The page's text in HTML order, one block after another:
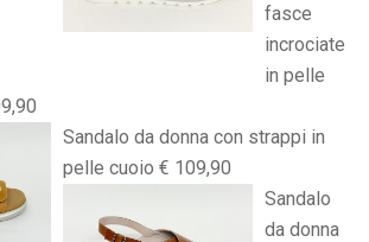
fasce
incrociate
in pelle
Sandalo da donna con strappi in
pelle cuoio € 109,90
Sandalo
da donna